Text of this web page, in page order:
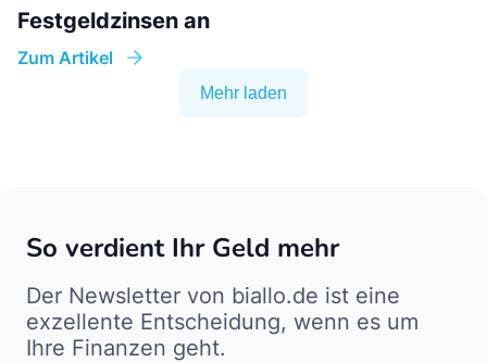
Festgeldzinsen an
Zum Artikel
Mehr laden
So verdient Ihr Geld mehr
Der Newsletter von biallo.de ist eine
exzellente Entscheidung, wenn es um
Ihre Finanzen geht.